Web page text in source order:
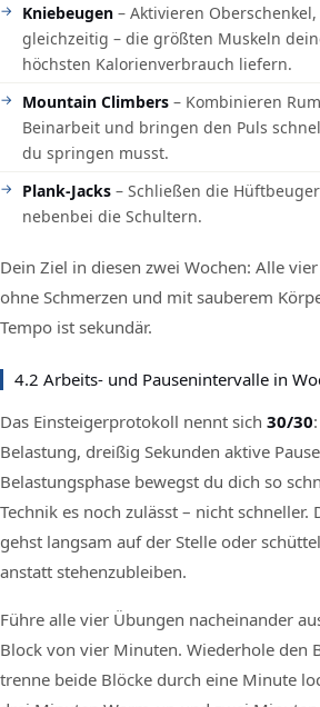
Kniebeugen – Aktivieren
gleichzeitig – die größten Muskeln
höchsten Kalorienverbrauch liefern.
Mountain Climbers – Kombinieren
Beinarbeit und bringen den Puls
du springen musst.
Plank-Jacks – Schließen die
nebenbei die Schultern.
Dein Ziel in diesen zwei Wochen: Alle
ohne Schmerzen und mit sauberem
Tempo ist sekundär.
4.2 Arbeits- und Pausenintervalle in
Das Einsteigerprotokoll nennt sich 30/30
Belastung, dreißig Sekunden aktive
Belastungsphase bewegst du dich so
Technik es noch zulässt – nicht schneller.
gehst langsam auf der Stelle oder
anstatt stehenzubleiben.
Führe alle vier Übungen nacheinander
Block von vier Minuten. Wiederhole den
trenne beide Blöcke durch eine Minute